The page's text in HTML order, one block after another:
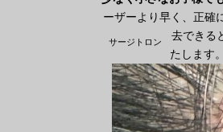
ーザーより早く、正確
去できる
サージトロン
たします